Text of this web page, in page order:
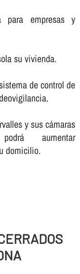
para empresas y
su vivienda.
de control de
y sus cámaras
aumentar
domicilio.